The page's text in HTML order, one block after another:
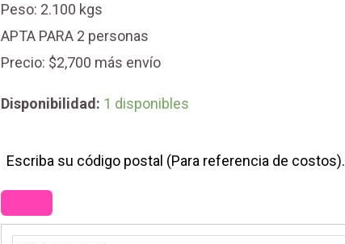
Peso: 2.100 kgs
APTA PARA 2 personas
Precio: $2,700 más envío
Disponibilidad: 1 disponibles
Escriba su código postal (Para referencia de costos).